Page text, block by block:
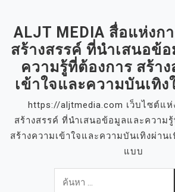
ALJT MEDIA สื่อแห่งก
สร้างสรรค์ ที่นำเสนอข้
ความรู้ที่ต้องการ สร้า
เข้าใจและความบันเทิง
https://aljtmedia.com เว็บไซต์แห่
สร้างสรรค์ ที่นำเสนอข้อมูลและความ
สร้างความเข้าใจและความบันเทิงผ่าน
แบบ
ค้นหา
สำหรับ: